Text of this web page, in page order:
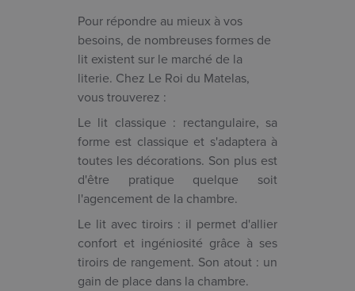
Pour répondre au mieux à vos
besoins, de nombreuses formes de
lit existent sur le marché de la
literie. Chez Le Roi du Matelas,
vous trouverez :
Le lit classique : rectangulaire, sa
forme est classique et s'adaptera à
toutes les décorations. Son plus est
d'être pratique quelque soit
l'agencement de la chambre.
Le lit avec tiroirs : il permet d'allier
confort et ingéniosité grâce à ses
tiroirs de rangement. Son atout : un
gain de place dans la chambre.